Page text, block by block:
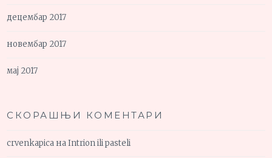
децембар 2017
новембар 2017
мај 2017
СКОРАШЊИ КОМЕНТАРИ
crvenkapica наIntrion ili pasteli